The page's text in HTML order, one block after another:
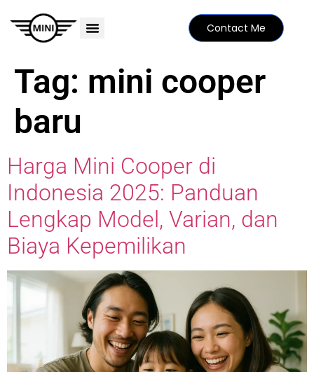
Contact Me
Tag: mini cooper
baru
Harga Mini Cooper di
Indonesia 2025: Panduan
Lengkap Model, Varian, dan
Biaya Kepemilikan